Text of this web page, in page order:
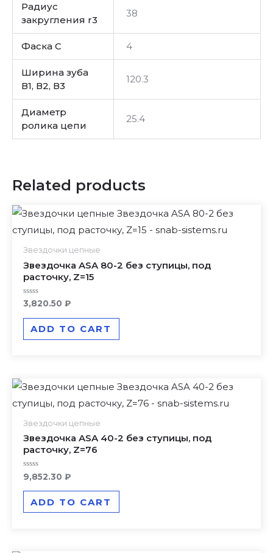
Радиус
закругления r3
38
Фаска C 4
Ширина зуба
В1, В2, В3
120.3
Диаметр
ролика цепи
25.4
Related products
Звездочки цепные
Звездочка ASA 80-2 без ступицы, под
расточку, Z=15
Rated
out
3,820.50 ₽
ADD TO CART
Звездочки цепные
Звездочка ASA 40-2 без ступицы, под
расточку, Z=76
Rated
0
out
9,852.30 ₽
ADD TO CART